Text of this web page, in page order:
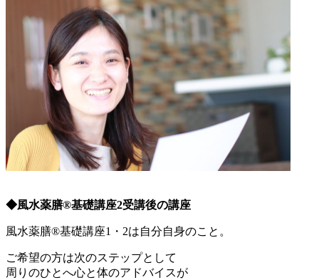
◆風水薬膳®基礎講座2受講後の講座
風水薬膳®基礎講座1・2は自分自身のこと。
ご希望の方は次のステップとして
周りのひとへ心と体のアドバイスが